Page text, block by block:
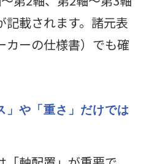
記載されます。諸元表
カーの仕様書）でも確
」や「重さ」だけでは